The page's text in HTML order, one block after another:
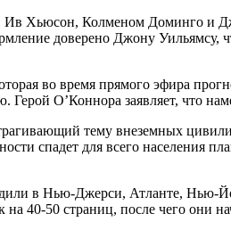
Хьюсон, Колменом Доминго и
доверено Джону Уильямсу,
во время прямого эфира
О’Коннора заявляет, что
тему внеземных
спадет для всего
в Нью-Джерси, Атланте, Нью-
40-50 страниц, после чего они